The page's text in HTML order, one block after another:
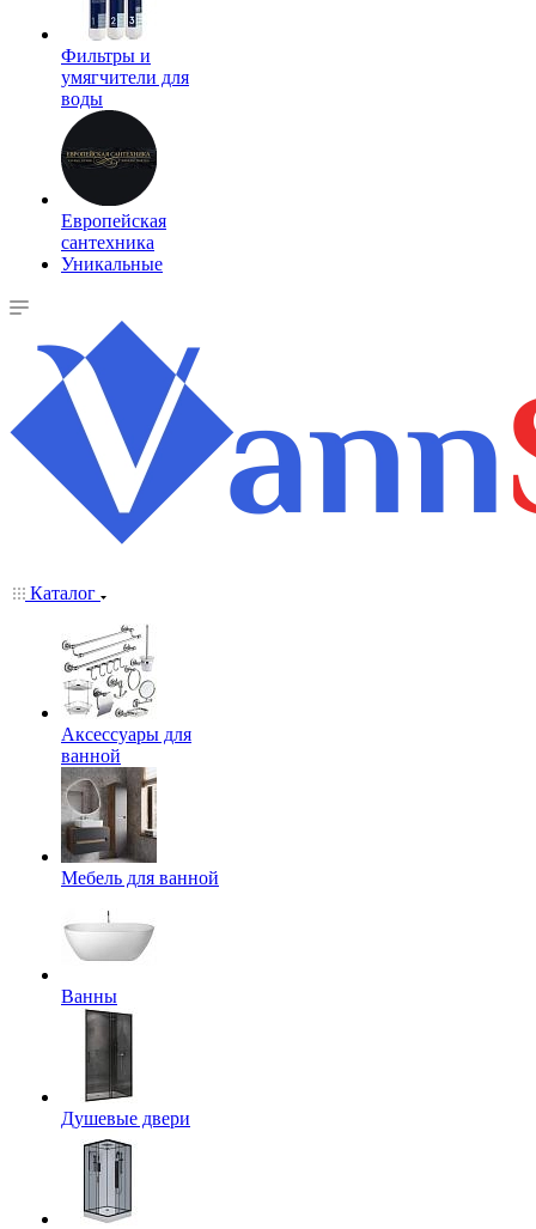
Фильтры и
умягчители для
воды
Европейская
сантехника
Уникальные
Каталог
Аксессуары для
ванной
Мебель для ванной
Ванны
Душевые двери